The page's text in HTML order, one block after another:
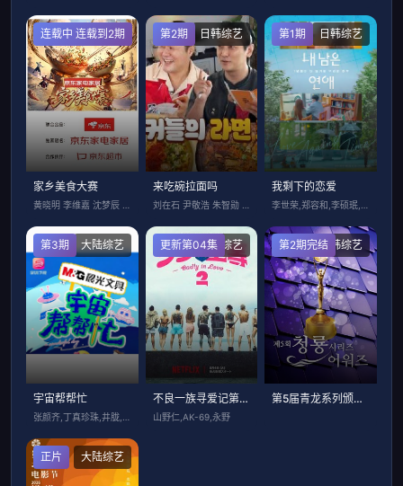
大陆综艺
连载中 连载到2期
家乡美食大赛
日韩综艺
第2期
来吃碗拉面吗
日韩综艺
第1期
我剩下的恋爱
大陆综艺
第3期
宇宙帮帮忙
日韩综艺
更新第04集
不良一族寻爱记第二季
山野仁,AK-69,永野
日韩综艺
第2期完结
第5届青龙系列颁奖典礼
大陆综艺
正片